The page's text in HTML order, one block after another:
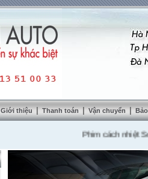
Giới thiệu | Thanh toán | Vận chuyển |
Phim cách nhiệt